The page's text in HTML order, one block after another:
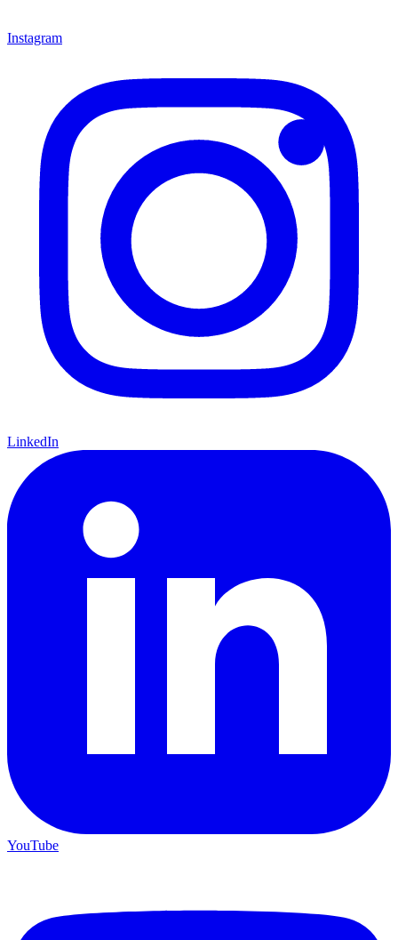
Instagram
LinkedIn
YouTube